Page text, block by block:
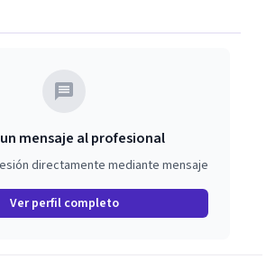
mensaje al profesional
directamente mediante mensaje
Ver perfil completo